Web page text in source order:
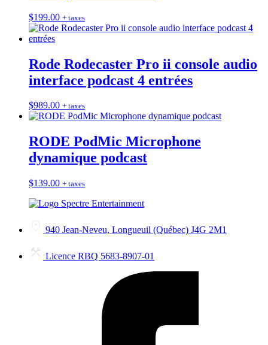
$199.00 + taxes
Rode Rodecaster Pro ii console audio
interface podcast 4 entrées
$989.00 + taxes
RODE PodMic Microphone
dynamique podcast
$139.00 + taxes
940 Jean-Neveu, Longueuil (Québec) J4G 2M1
Licence RBQ 5683-8907-01